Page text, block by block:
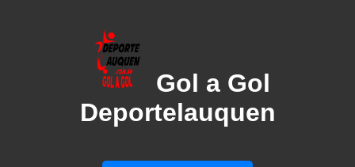
Gol a Gol
Deportelauquen